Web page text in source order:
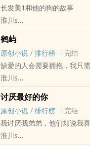
你是我登上十九楼时难以言喻
也是我眼里的唯一。”
受:独立影片制作人，很善良
攻:富二代，占有欲极强，为
重生酸涩文，受身死，重生
前传是几渡山川的副cp，可
长发美1和他的狗的故事
淮川s
现代 - 文艺 - 灵魂伴侣
樱桃的滋味是阿巴斯的片子
前面会有点闷和无聊，在主
但那天早上周寂很困，他只
沈漾攥住了他的手腕，吻了他
那部电影也是那一门课看的
鹤屿
原创小说 / 排行榜
完结
缺爱的人会需要拥抱，我只
淮川s
HE - 第一人称 - 主攻视角 - 年
心理医生攻和疯批艺术家受
走心走肾，良心好文
讨厌最好的你
原创小说 / 排行榜
完结
我讨厌我弟弟，他们却说我
淮川s